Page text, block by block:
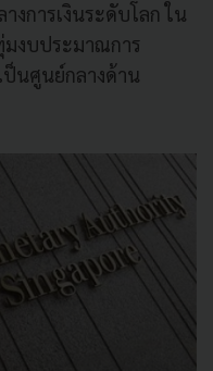
งการเงินระดับโลก ใน
มงบประมาณการ
นศูนย์กลางด้าน